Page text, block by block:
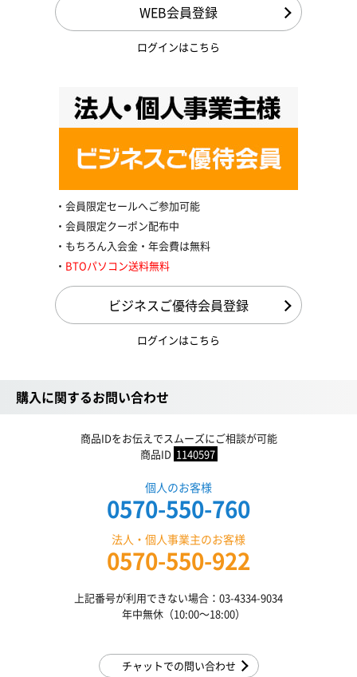
WEB会員登録
ログインはこちら
会員限定セールへご参加可能
会員限定クーポン配布中
もちろん入会金・年会費は無料
BTOパソコン送料無料
ビジネスご優待会員登録
ログインはこちら
購入に関するお問い合わせ
商品IDをお伝えでスムーズにご相談が可能
商品ID 1140597
個人のお客様
0570-550-760
法人・個人事業主のお客様
0570-550-922
上記番号が利用できない場合：03-4334-9034
年中無休（10:00〜18:00）
チャットでの問い合わせ